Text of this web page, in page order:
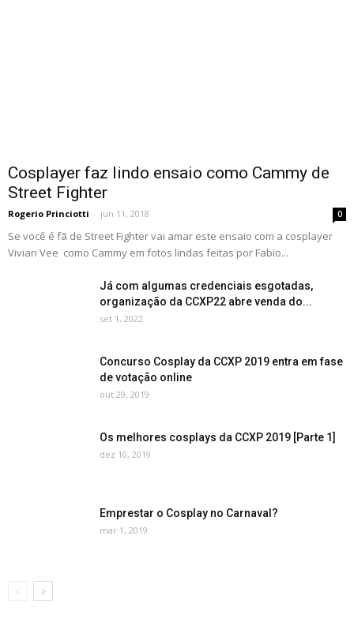
Cosplayer faz lindo ensaio como Cammy de
Street Fighter
Rogerio Princiotti - jun 11, 2018 0
Se você é fã de Street Fighter vai amar este ensaio com a cosplayer
Vivian Vee como Cammy em fotos lindas feitas por Fabio...
Já com algumas credenciais esgotadas,
organização da CCXP22 abre venda do...
set 1, 2022
Concurso Cosplay da CCXP 2019 entra em fase
de votação online
out 29, 2019
Os melhores cosplays da CCXP 2019 [Parte 1]
dez 10, 2019
Emprestar o Cosplay no Carnaval?
mar 1, 2019